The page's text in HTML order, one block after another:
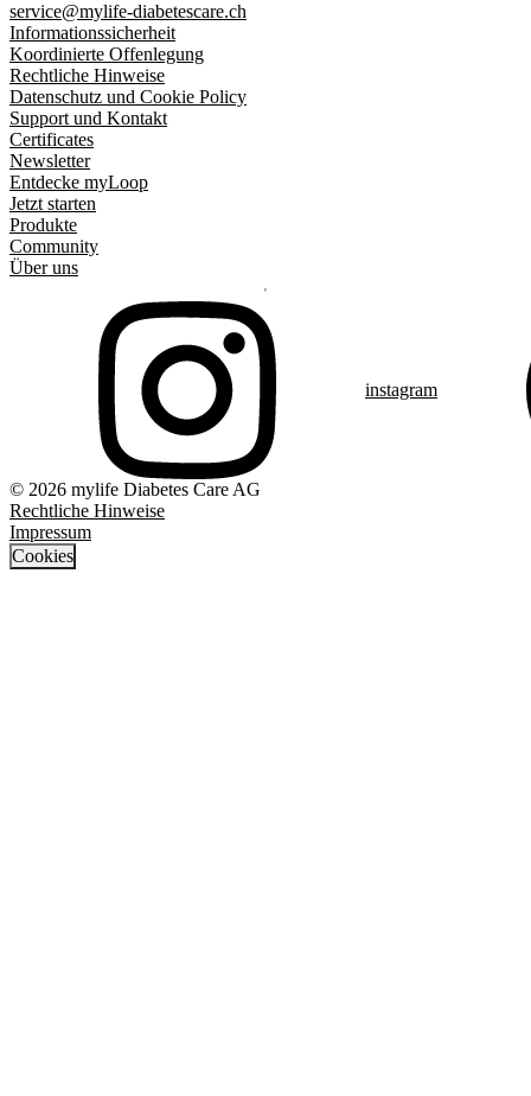
service@mylife-diabetescare.ch
Informationssicherheit
Koordinierte Offenlegung
Rechtliche Hinweise
Datenschutz und Cookie Policy
Support und Kontakt
Certificates
Newsletter
Entdecke myLoop
Jetzt starten
Produkte
Community
Über uns
instagram
© 2026 mylife Diabetes Care AG
Rechtliche Hinweise
Impressum
Cookies